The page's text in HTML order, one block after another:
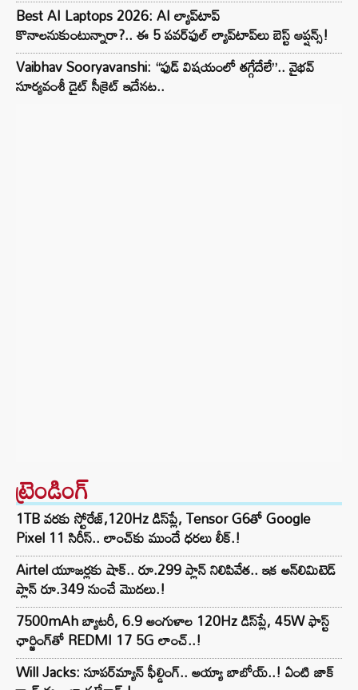
Best AI Laptops 2026: AI ల్యాప్‌టాప్
కొనాలనుకుంటున్నారా?.. ఈ 5 పవర్‌ఫుల్ ల్యాప్‌టాప్‌లు బెస్ట్ ఆప్షన్స్!
Vaibhav Sooryavanshi: “ఫుడ్ విషయంలో తగ్గేదేలే”.. వైభవ్
సూర్యవంశీ డైట్ సీక్రెట్ ఇదేనట..
ట్రెండింగ్‌
1TB వరకు స్టోరేజ్,120Hz డిస్‌ప్లే, Tensor G6తో Google
Pixel 11 సిరీస్.. లాంచ్⁭కు ముందే ధరలు లీక్.!
Airtel యూజర్లకు షాక్.. రూ.299 ప్లాన్ నిలిపివేత.. ఇక అన్‌లిమిటెడ్
ప్లాన్ రూ.349 నుంచే మొదలు.!
7500mAh బ్యాటరీ, 6.9 అంగుళాల 120Hz డిస్‌ప్లే, 45W ఫాస్ట్
ఛార్జింగ్‌తో REDMI 17 5G లాంచ్..!
Will Jacks: సూపర్‌మ్యాన్ ఫీల్డింగ్.. అయ్యా బాబోయ్..! ఏంటి జాక్